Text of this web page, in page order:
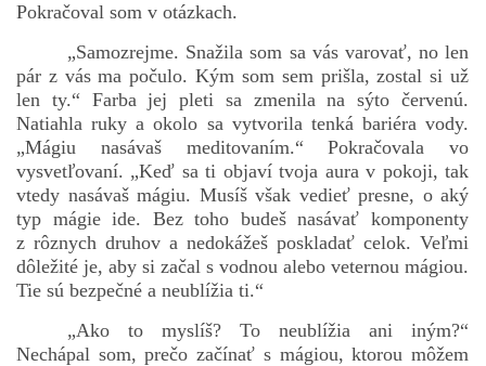
Pokračoval som v otázkach.
„Samozrejme. Snažila som sa vás varovať, no len
pár z vás ma počulo. Kým som sem prišla, zostal si už
len ty.“ Farba jej pleti sa zmenila na sýto červenú.
Natiahla ruky a okolo sa vytvorila tenká bariéra vody.
„Mágiu nasávaš meditovaním.“ Pokračovala vo
vysvetľovaní. „Keď sa ti objaví tvoja aura v pokoji, tak
vtedy nasávaš mágiu. Musíš však vedieť presne, o aký
typ mágie ide. Bez toho budeš nasávať komponenty
z rôznych druhov a nedokážeš poskladať celok. Veľmi
dôležité je, aby si začal s vodnou alebo veternou mágiou.
Tie sú bezpečné a neublížia ti.“
„Ako to myslíš? To neublížia ani iným?“
Nechápal som, prečo začínať s mágiou, ktorou môžem